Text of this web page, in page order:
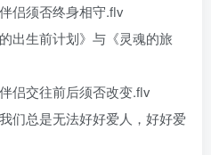
侣须否终身相守.flv
出生前计划》与《灵魂的旅
侣交往前后须否改变.flv
们总是无法好好爱人，好好爱